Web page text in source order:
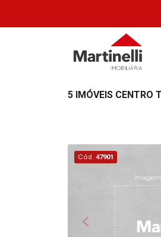
5 IMÓVEIS CENTRO
Cód. 47901